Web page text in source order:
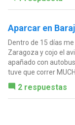
Aparcar en
Dentro de 15 días
Zaragoza y cojo el
apañado con
tuve que correr
2 respuestas